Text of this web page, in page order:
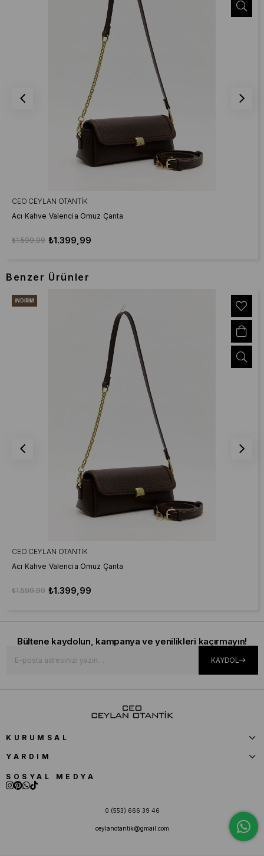
CEO CEYLAN OTANTIK
Acı Kahve Valencia Omuz Çanta
₺1.399,99
₺1.599,99
Benzer Ürünler
CEO CEYLAN OTANTIK
Acı Kahve Valencia Omuz Çanta
₺1.399,99
₺1.599,99
İNDIRIM
Bültene kaydolun, kampanya ve yenilikleri kaçırmayın!
KAYDOL
KURUMSAL
YARDIM
SOSYAL MEDYA
0 (553) 666 39 46
ceylanotantik@gmail.com